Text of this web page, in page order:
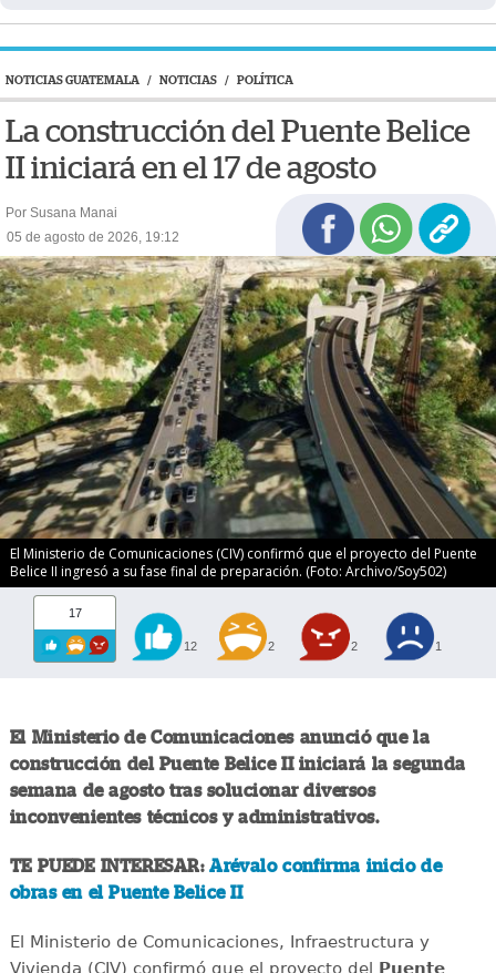
NOTICIAS GUATEMALA / NOTICIAS / POLÍTICA
La construcción del Puente Belice
II iniciará en el 17 de agosto
Por Susana Manai
05 de agosto de 2026, 19:12
El Ministerio de Comunicaciones (CIV) confirmó que el proyecto del Puente
Belice II ingresó a su fase final de preparación. (Foto: Archivo/Soy502)
17
12 2 2 1
El Ministerio de Comunicaciones anunció que la
construcción del Puente Belice II iniciará la segunda
semana de agosto tras solucionar diversos
inconvenientes técnicos y administrativos.
TE PUEDE INTERESAR:Arévalo confirma inicio de
obras en el Puente Belice II
El Ministerio de Comunicaciones, Infraestructura y
Vivienda (CIV) confirmó que el proyecto del Puente